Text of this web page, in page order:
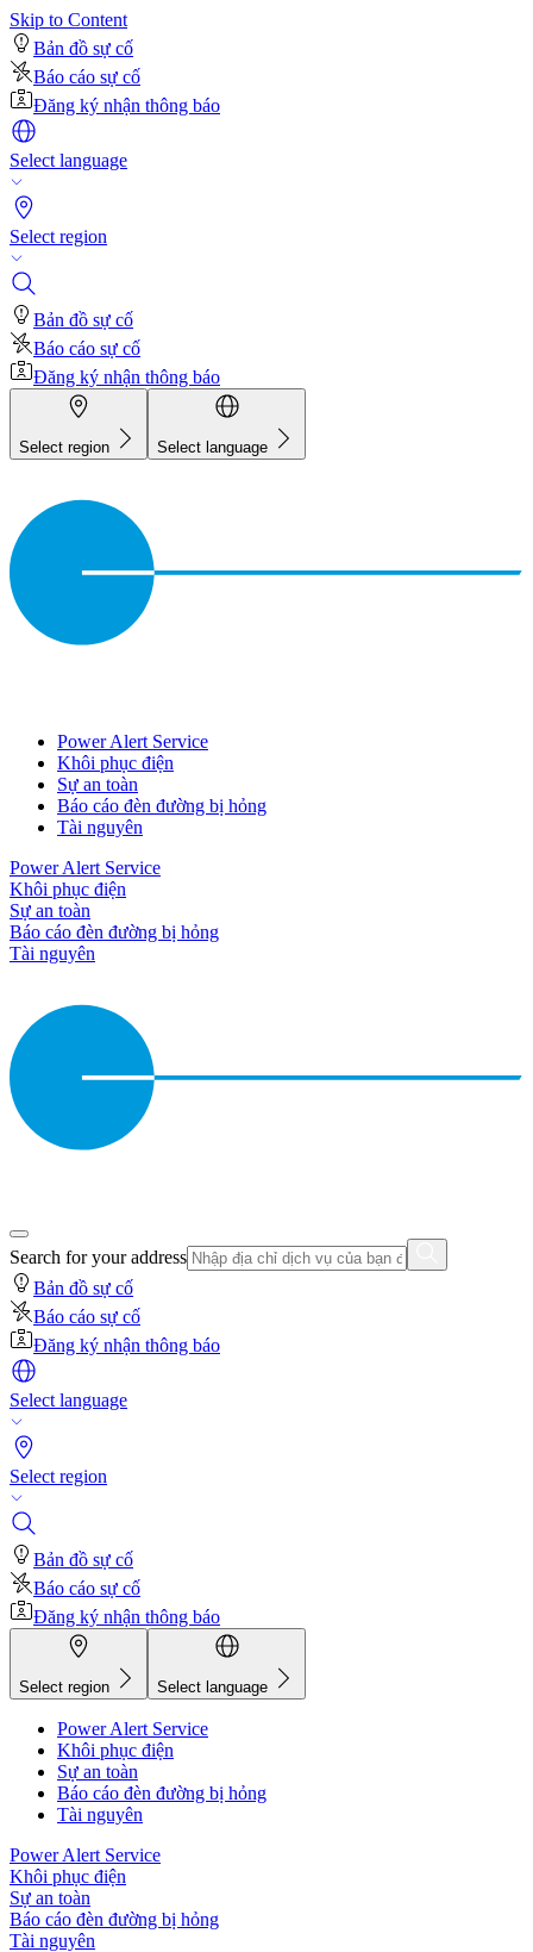
Skip to Content
Bản đồ sự cố
Báo cáo sự cố
Đăng ký nhận thông báo
Select language
Select region
Bản đồ sự cố
Báo cáo sự cố
Đăng ký nhận thông báo
Select region Select language
Power Alert Service
Khôi phục điện
Sự an toàn
Báo cáo đèn đường bị hỏng
Tài nguyên
Power Alert Service
Khôi phục điện
Sự an toàn
Báo cáo đèn đường bị hỏng
Tài nguyên
Search for your address
Bản đồ sự cố
Báo cáo sự cố
Đăng ký nhận thông báo
Select language
Select region
Bản đồ sự cố
Báo cáo sự cố
Đăng ký nhận thông báo
Select region Select language
Power Alert Service
Khôi phục điện
Sự an toàn
Báo cáo đèn đường bị hỏng
Tài nguyên
Power Alert Service
Khôi phục điện
Sự an toàn
Báo cáo đèn đường bị hỏng
Tài nguyên